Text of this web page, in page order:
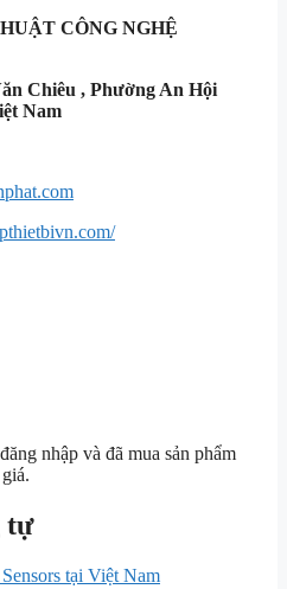
CÔNG NGHỆ
Chiêu , Phường An Hội
Nam
nhập và đã mua sản phẩm
tự